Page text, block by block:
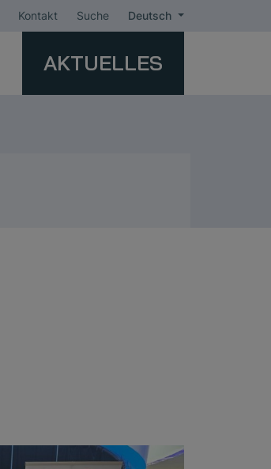
Kontakt Suche Deutsch
AKTUELLES